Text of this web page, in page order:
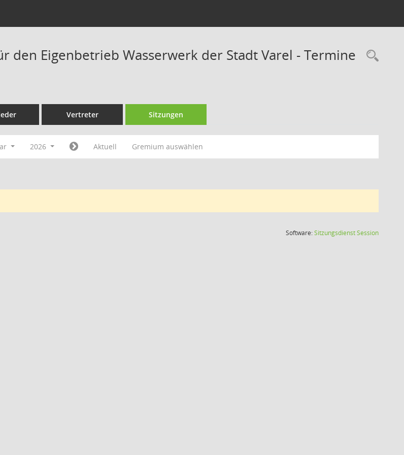
den Eigenbetrieb Wasserwerk der Stadt Varel - Termine
Vertreter Sitzungen
2026 Aktuell Gremium auswählen
Software:SitzungsdienstSession(Wird in